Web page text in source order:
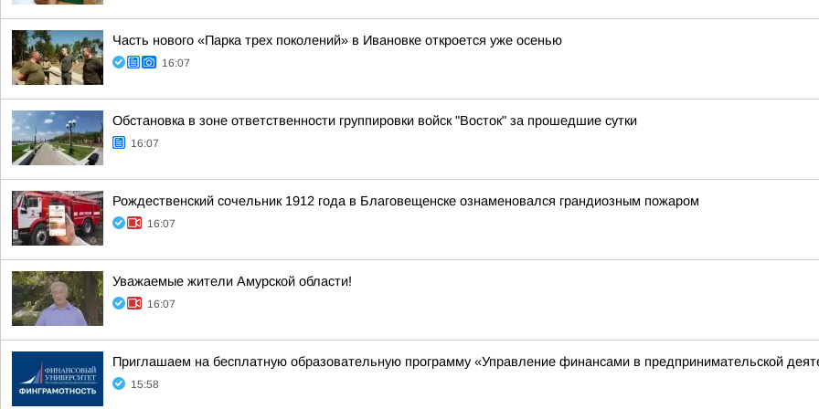
Часть нового «Парка трех поколений» в Ивановке откроется уже осенью
16:07
Обстановка в зоне ответственности группировки войск "Восток" за прошедшие сутки
16:07
Рождественский сочельник 1912 года в Благовещенске ознаменовался грандиозным пожаром
16:07
Уважаемые жители Амурской области!
16:07
Приглашаем на бесплатную образовательную программу «Управление финансами в предпринимательской
15:58